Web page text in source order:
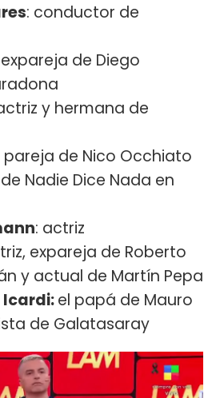
: conductor de
de Diego
y hermana de
pareja de Nico Occhiato
Nadie Dice Nada en
: actriz
expareja de Roberto
y actual de Martín Pepa
Icardi:el papá de Mauro
de Galatasaray